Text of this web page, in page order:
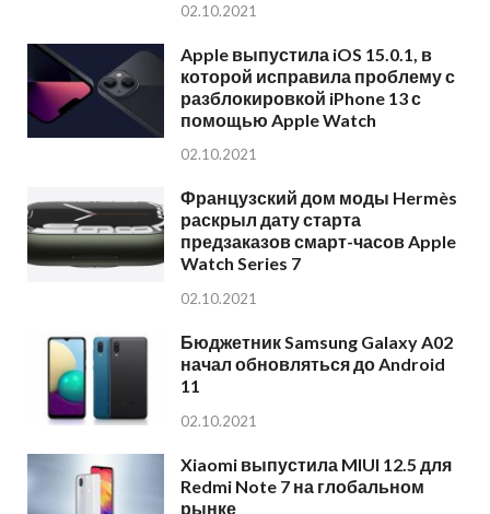
02.10.2021
Apple выпустила iOS 15.0.1, в
которой исправила проблему с
разблокировкой iPhone 13 с
помощью Apple Watch
02.10.2021
Французский дом моды Hermès
раскрыл дату старта
предзаказов смарт-часов Apple
Watch Series 7
02.10.2021
Бюджетник Samsung Galaxy A02
начал обновляться до Android
11
02.10.2021
Xiaomi выпустила MIUI 12.5 для
Redmi Note 7 на глобальном
рынке